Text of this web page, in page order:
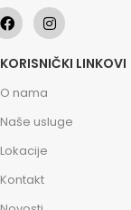
KORISNIČKI LINKOVI
O nama
Naše usluge
Lokacije
Kontakt